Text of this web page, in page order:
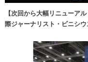
【次回から大幅リニューア
際ジャーナリスト・ビニシウ